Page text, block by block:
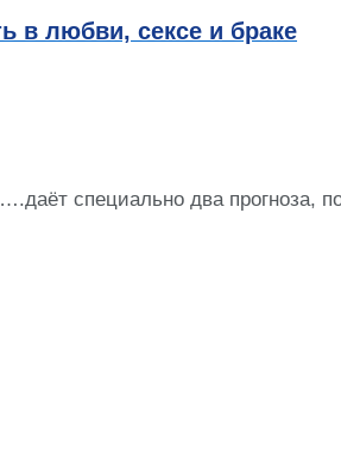
в любви, сексе и браке
специально два прогноза,